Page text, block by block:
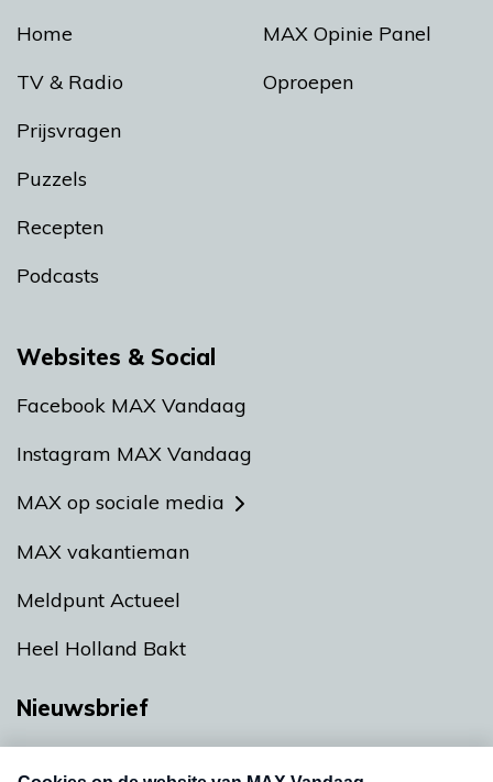
Home
TV & Radio
Prijsvragen
Puzzels
Recepten
Podcasts
MAX Opinie Panel
Oproepen
Websites & Social
Facebook MAX Vandaag
Instagram MAX Vandaag
MAX op sociale media
MAX vakantieman
Meldpunt Actueel
Heel Holland Bakt
Nieuwsbrief